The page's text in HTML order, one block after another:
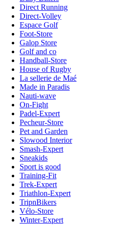
Direct Running
Direct-Volley
Espace Golf
Foot-Store
Galop Store
Golf and co
Handball-Store
House of Rugby
La sellerie de Maé
Made in Paradis
Nauti-wave
On-Fight
Padel-Expert
Pecheur-Store
Pet and Garden
Slowood Interior
Smash-Expert
Sneakids
Sport is good
Training-Fit
Trek-Expert
Triathlon-Expert
TripnBikers
Vélo-Store
Winter-Expert